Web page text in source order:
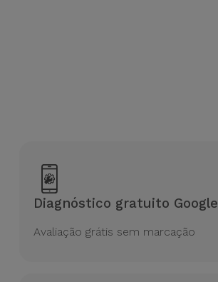
Kids
Ver
Diagnóstico gratuito Google
Avaliação grátis sem marcação